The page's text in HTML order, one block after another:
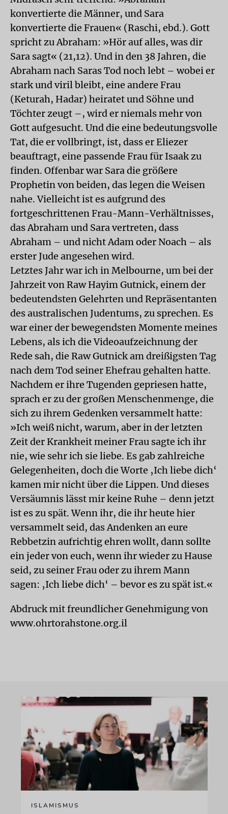
konvertierte die Männer, und Sara
konvertierte die Frauen« (Raschi, ebd.). Gott
spricht zu Abraham: »Hör auf alles, was dir
Sara sagt« (21,12). Und in den 38 Jahren, die
Abraham nach Saras Tod noch lebt – wobei er
stark und viril bleibt, eine andere Frau
(Keturah, Hadar) heiratet und Söhne und
Töchter zeugt –, wird er niemals mehr von
Gott aufgesucht. Und die eine bedeutungsvolle
Tat, die er vollbringt, ist, dass er Eliezer
beauftragt, eine passende Frau für Isaak zu
finden. Offenbar war Sara die größere
Prophetin von beiden, das legen die Weisen
nahe. Vielleicht ist es aufgrund des
fortgeschrittenen Frau-Mann-Verhältnisses,
das Abraham und Sara vertreten, dass
Abraham – und nicht Adam oder Noach – als
erster Jude angesehen wird.
Letztes Jahr war ich in Melbourne, um bei der
Jahrzeit von Raw Hayim Gutnick, einem der
bedeutendsten Gelehrten und Repräsentanten
des australischen Judentums, zu sprechen. Es
war einer der bewegendsten Momente meines
Lebens, als ich die Videoaufzeichnung der
Rede sah, die Raw Gutnick am dreißigsten Tag
nach dem Tod seiner Ehefrau gehalten hatte.
Nachdem er ihre Tugenden gepriesen hatte,
sprach er zu der großen Menschenmenge, die
sich zu ihrem Gedenken versammelt hatte:
»Ich weiß nicht, warum, aber in der letzten
Zeit der Krankheit meiner Frau sagte ich ihr
nie, wie sehr ich sie liebe. Es gab zahlreiche
Gelegenheiten, doch die Worte ‚Ich liebe dich‘
kamen mir nicht über die Lippen. Und dieses
Versäumnis lässt mir keine Ruhe – denn jetzt
ist es zu spät. Wenn ihr, die ihr heute hier
versammelt seid, das Andenken an eure
Rebbetzin aufrichtig ehren wollt, dann sollte
ein jeder von euch, wenn ihr wieder zu Hause
seid, zu seiner Frau oder zu ihrem Mann
sagen: ‚Ich liebe dich‘ – bevor es zu spät ist.«
Abdruck mit freundlicher Genehmigung von
www.ohrtorahstone.org.il
ISLAMISMUS